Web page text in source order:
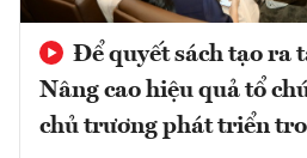
Để quyết sách tạo ra
Nâng cao hiệu quả tổ
chủ trương phát triển